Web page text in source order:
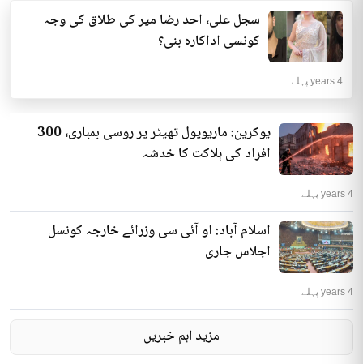
کا خدشہ ظاہر کیا اور کہا کہ کم...
انٹرنیشنل | 4 years پہلے
سجل علی، احد رضا میر کی طلاق کی وجہ
کونسی اداکارہ بنی؟
4 years پہلے
یوکرین: ماریوپول تھیٹر پر روسی بمباری، 300
افراد کی ہلاکت کا خدشہ
4 years پہلے
اسلام آباد: او آئی سی وزرائے خارجہ کونسل
اجلاس جاری
4 years پہلے
مزید اہم خبریں